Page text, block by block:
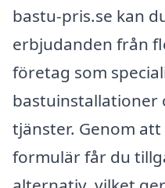
bastu-pris.se kan
erbjudanden från
företag som
bastuinstallationer
tjänster. Genom
formulär får du